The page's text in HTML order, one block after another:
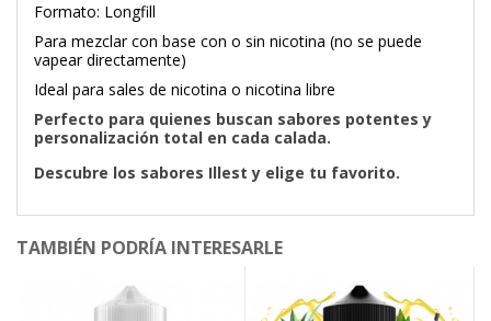
Formato: Longfill
Para mezclar con base con o sin nicotina (no se puede
vapear directamente)
Ideal para sales de nicotina o nicotina libre
Perfecto para quienes buscan sabores potentes y
personalización total en cada calada.
Descubre los sabores Illest y elige tu favorito.
TAMBIÉN PODRÍA INTERESARLE